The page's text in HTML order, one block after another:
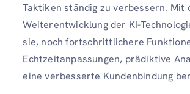
Taktiken ständig zu verbessern. Mit
Weiterentwicklung der KI-
sie, noch fortschrittlichere
Echtzeitanpassungen, prädiktive
eine verbesserte Kundenbindung